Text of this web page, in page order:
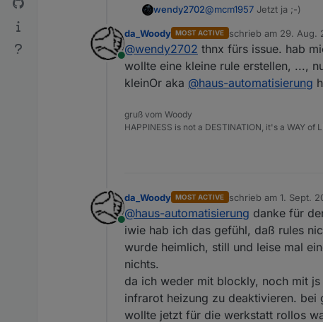
wendy2702@mcm1957 Jetzt ja ;-)
https://github.com/
Online
da_Woody MOST ACTIVE schrieb am 29. Aug.
zuletzt editiert von
@wendy2702 thnx fürs issue. hab
wollte eine kleine rule erstellen, ...,
kleinOr aka @haus-automatisierung
gruß vom Woody
HAPPINESS is not a DESTINATION, it's a WAY of
Online
da_Woody MOST ACTIVE schrieb am 1. Sept.
zuletzt editiert von
@haus-automatisierung danke für
iwie hab ich das gefühl, daß rules
wurde heimlich, still und leise mal
nichts.
da ich weder mit blockly, noch mit
infrarot heizung zu deaktivieren. bei
wollte jetzt für die werkstatt rollos